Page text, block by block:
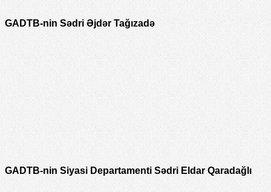
GADTB-nin Sədri Əjdər Tağızadə
GADTB-nin Siyasi Departamenti Sədri Eldar Qaradağlı